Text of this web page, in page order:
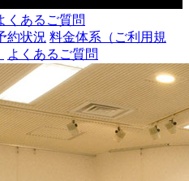
くあるご質問
約状況 料金体系 （ご利用規
よくあるご質問